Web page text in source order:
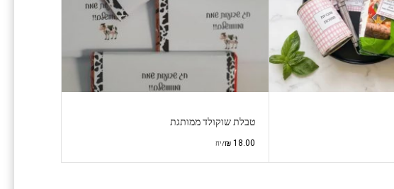
טבלת שוקולד ממותגת
₪18.00 /יח